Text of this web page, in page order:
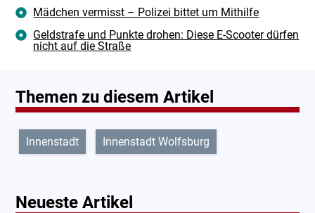
Mädchen vermisst – Polizei bittet um Mithilfe
Geldstrafe und Punkte drohen: Diese E-Scooter dürfen
nicht auf die Straße
Themen zu diesem Artikel
Innenstadt Innenstadt Wolfsburg
Neueste Artikel